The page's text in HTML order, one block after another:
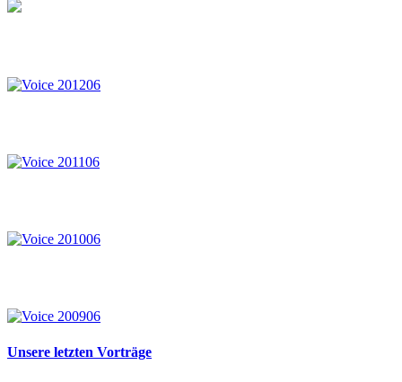
Unsere letzten Vorträge